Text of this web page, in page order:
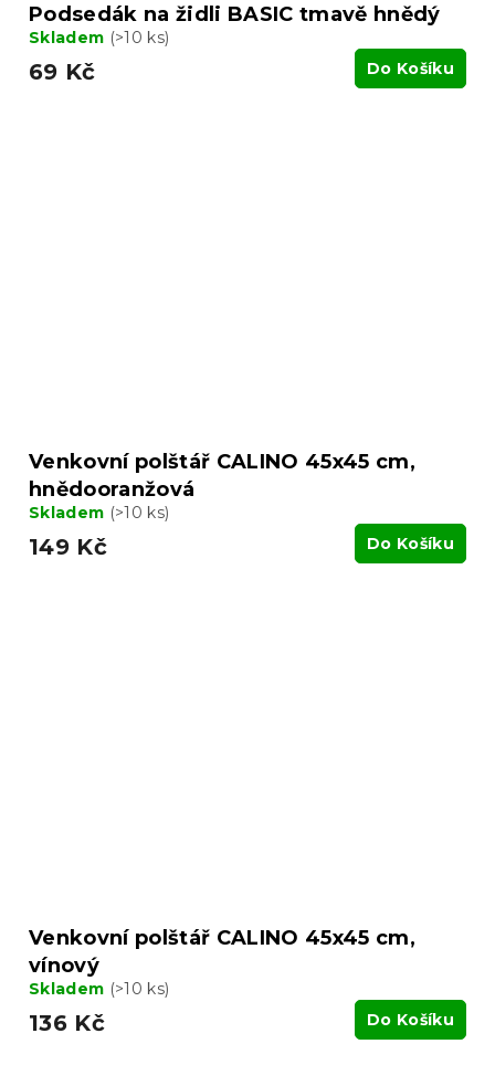
Podsedák na židli BASIC tmavě hnědý
Skladem (>10 ks)
69 Kč Do Košíku
Venkovní polštář CALINO 45x45 cm,
hnědooranžová
Skladem (>10 ks)
149 Kč Do Košíku
Venkovní polštář CALINO 45x45 cm,
vínový
Skladem (>10 ks)
136 Kč Do Košíku